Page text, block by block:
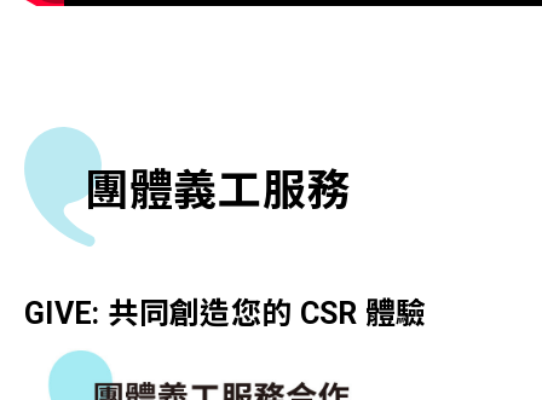
團體義工服務
GIVE: 共同創造您的 CSR 體驗